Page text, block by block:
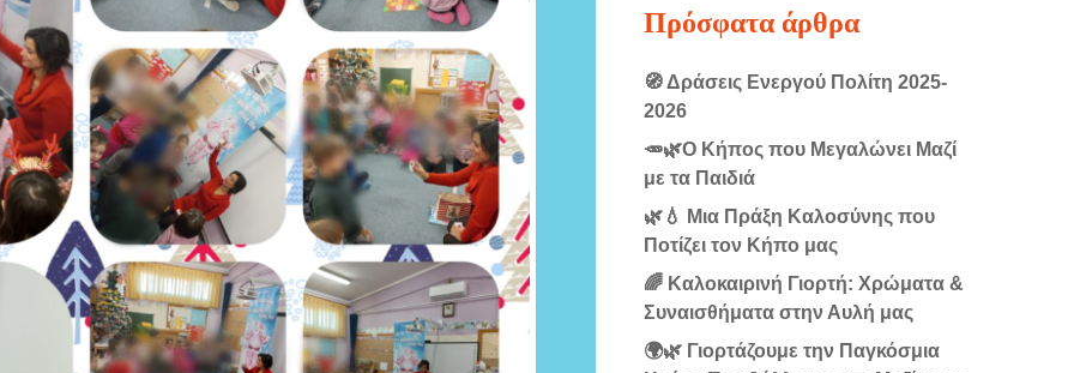
Πρόσφατα άρθρα
🧭 Δράσεις Ενεργού Πολίτη 2025-
2026
🥕🌿Ο Κήπος που Μεγαλώνει Μαζί
με τα Παιδιά
🌿💧 Μια Πράξη Καλοσύνης που
Ποτίζει τον Κήπο μας
🌈 Καλοκαιρινή Γιορτή: Χρώματα &
Συναισθήματα στην Αυλή μας
🌍🌿 Γιορτάζουμε την Παγκόσμια